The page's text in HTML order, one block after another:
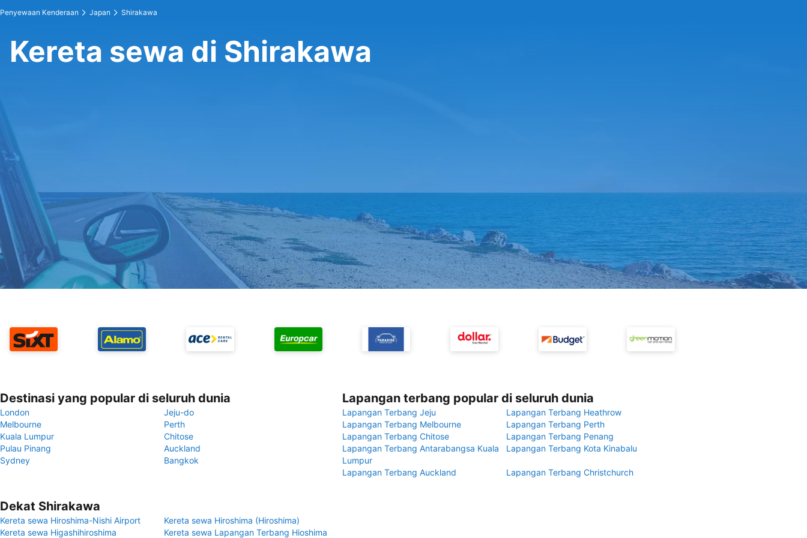
Penyewaan Kenderaan Japan Shirakawa
Kereta sewa di Shirakawa
Destinasi yang popular di seluruh dunia
London
Jeju-do
Melbourne
Perth
Kuala Lumpur
Chitose
Pulau Pinang
Auckland
Sydney
Bangkok
Lapangan terbang popular di seluruh dunia
Lapangan Terbang Jeju
Lapangan Terbang Heathrow
Lapangan Terbang Melbourne
Lapangan Terbang Perth
Lapangan Terbang Chitose
Lapangan Terbang Penang
Lapangan Terbang Antarabangsa Kuala
Lumpur
Lapangan Terbang Kota Kinabalu
Lapangan Terbang Auckland Lapangan Terbang Christchurch
Dekat Shirakawa
Kereta sewa Hiroshima-Nishi Airport
Kereta sewa Hiroshima (Hiroshima)
Kereta sewa Higashihiroshima
Kereta sewa Lapangan Terbang Hioshima